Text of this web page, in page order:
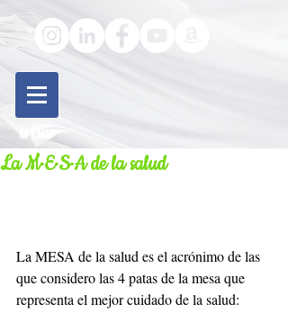
MENU
La M·E·S·A de la salud
La MESA de la salud es el acrónimo de las
que considero las 4 patas de la mesa que
representa el mejor cuidado de la salud: